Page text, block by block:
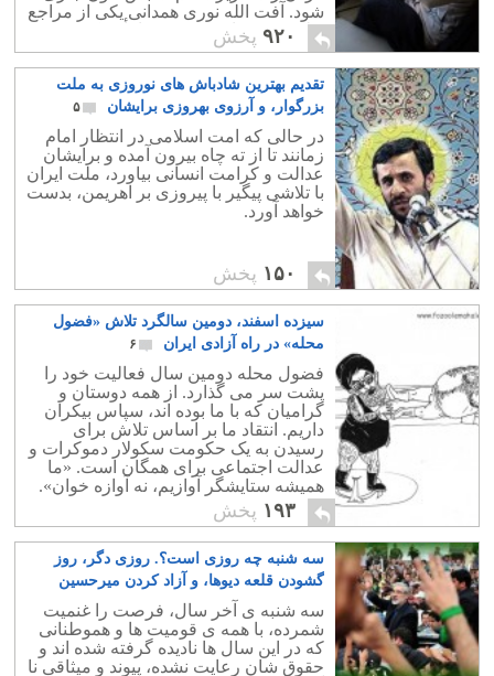
شود. آفت الله نوری همدانی یکی از مراجع
تقلید قم هم این موضوع را تأیید کرد.
۹۲۰ پخش
تقدیم بهترین شادباش های نوروزی به ملت
بزرگوار، و آرزوی بهروزی برایشان
۵
در حالی که امت اسلامی در انتظار امام
زمانند تا از ته چاه بیرون آمده و برایشان
عدالت و کرامت انسانی بیاورد، ملت ایران
با تلاشی پیگیر با پیروزی بر اهریمن، بدست
خواهد آورد.
۱۵۰ پخش
سیزده اسفند، دومین سالگرد تلاش «فضول
محله» در راه آزادی ایران
۶
فضول محله دومین سال فعالیت خود را
پشت سر می گذارد. از همه دوستان و
گرامیان که با ما بوده اند، سپاس بیکران
داریم. انتقاد ما بر اساس تلاش برای
رسیدن به یک حکومت سکولار دموکرات و
عدالت اجتماعی برای همگان است. «ما
همیشه ستایشگر آوازیم، نه آوازه خوان».
۱۹۳ پخش
سه شنبه چه روزی است؟. روزی دگر، روز
گشودن قلعه دیوها، و آزاد کردن میرحسین
هایمان
سه شنبه ی آخر سال، فرصت را غنمیت
شمرده، با همه ی قومیت ها و هموطنانی
که در این سال ها نادیده گرفته شده اند و
حقوق شان رعایت نشده، پیوند و میثاقی نا